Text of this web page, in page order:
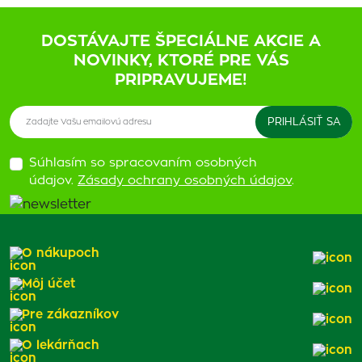
DOSTÁVAJTE ŠPECIÁLNE AKCIE A
NOVINKY, KTORÉ PRE VÁS
PRIPRAVUJEME!
Súhlasím so spracovaním osobných
údajov. Zásady ochrany osobných údajov.
O nákupoch
Môj účet
Pre zákazníkov
O lekárňach